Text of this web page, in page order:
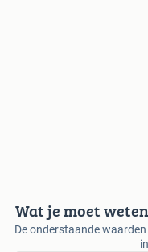
Wat je moet
De onderstaande